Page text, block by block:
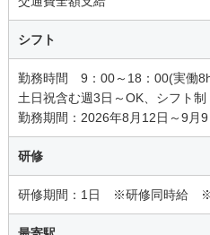
シフト
勤務時間 9：00～18：00(実働
土日祝含む週3日～OK、シフト
勤務期間：2026年8月12日～9月
研修
研修期間：1日 ※研修同時給 ※